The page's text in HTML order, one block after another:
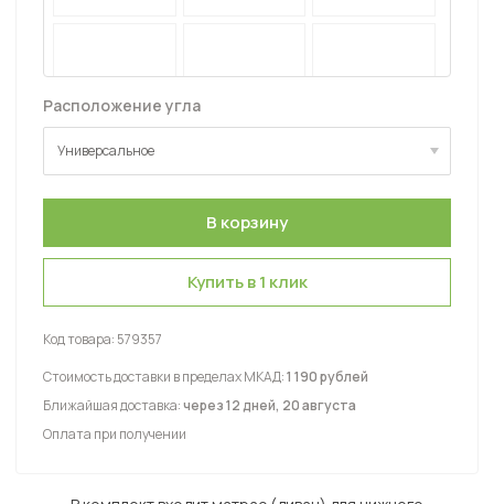
Расположение угла
Универсальное
Универсальное
Купить в 1 клик
Код товара: 579357
Стоимость доставки в пределах МКАД:1 190 рублей
Ближайшая доставка:через 12 дней, 20 августа
Оплата при получении